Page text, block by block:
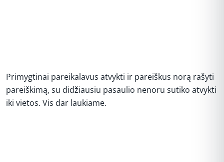
Primygtinai pareikalavus atvykti ir pareiškus norą rašyti
pareiškimą, su didžiausiu pasaulio nenoru sutiko atvykti
iki vietos. Vis dar laukiame.